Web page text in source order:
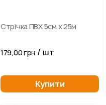
Стрічка ПВХ 5см х 25м
179,00 грн / шт
Купити